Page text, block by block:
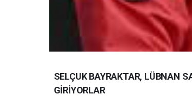
SELÇUK BAYRAKTAR, LÜBNAN
GİRİYORLAR